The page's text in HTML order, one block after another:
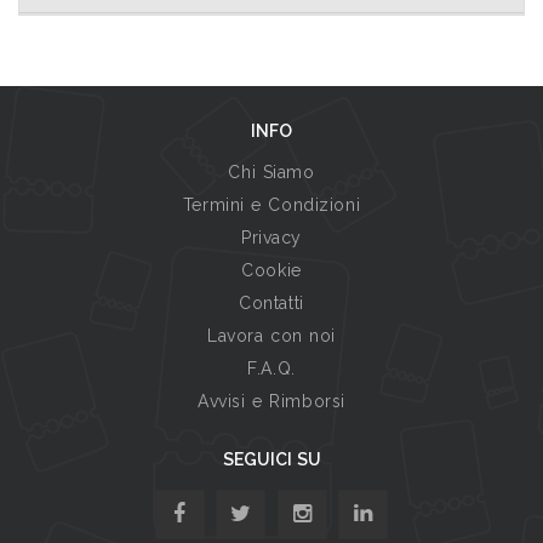
INFO
Chi Siamo
Termini e Condizioni
Privacy
Cookie
Contatti
Lavora con noi
F.A.Q.
Avvisi e Rimborsi
SEGUICI SU